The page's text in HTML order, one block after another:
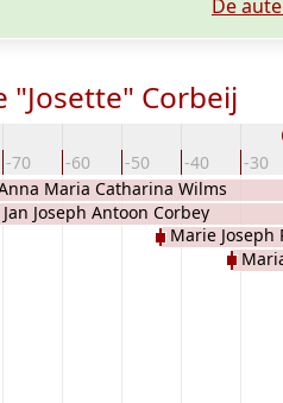
De
"Josette" Corbeij
-70 -60 -50 -40 -30
Maria Catharina Wilms
Jan Joseph Antoon Corbey
Marie